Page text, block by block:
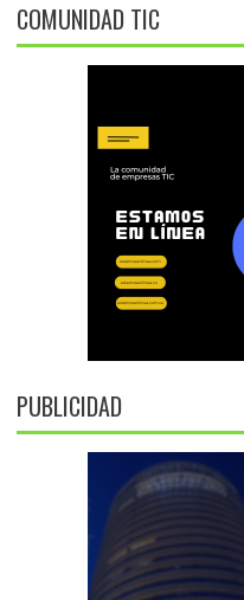
COMUNIDAD TIC
PUBLICIDAD